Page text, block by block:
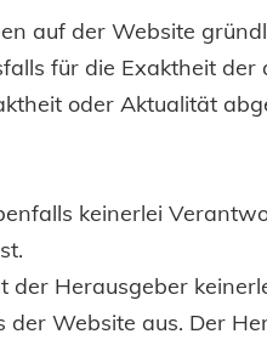
auf der Website
für die Exaktheit
oder Aktualität
keinerlei
der Herausgeber
der Website aus. Der